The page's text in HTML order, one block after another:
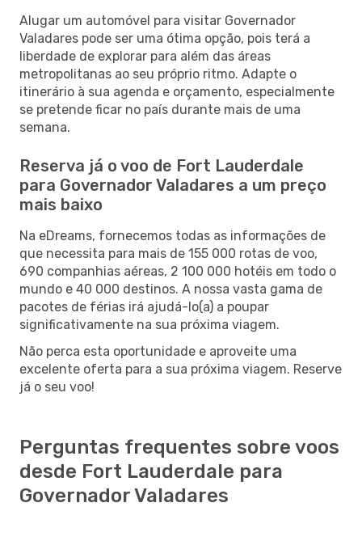
Alugar um automóvel para visitar Governador
Valadares pode ser uma ótima opção, pois terá a
liberdade de explorar para além das áreas
metropolitanas ao seu próprio ritmo. Adapte o
itinerário à sua agenda e orçamento, especialmente
se pretende ficar no país durante mais de uma
semana.
Reserva já o voo de Fort Lauderdale
para Governador Valadares a um preço
mais baixo
Na eDreams, fornecemos todas as informações de
que necessita para mais de 155 000 rotas de voo,
690 companhias aéreas, 2 100 000 hotéis em todo o
mundo e 40 000 destinos. A nossa vasta gama de
pacotes de férias irá ajudá-lo(a) a poupar
significativamente na sua próxima viagem.
Não perca esta oportunidade e aproveite uma
excelente oferta para a sua próxima viagem. Reserve
já o seu voo!
Perguntas frequentes sobre voos
desde Fort Lauderdale para
Governador Valadares